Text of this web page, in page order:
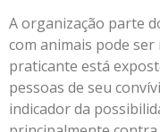
A organização parte
com animais pode
praticante está
pessoas de seu
indicador da